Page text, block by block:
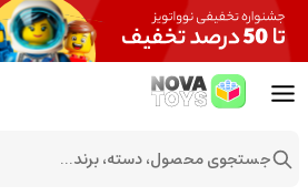
جستجوی محصول، دسته، برند...